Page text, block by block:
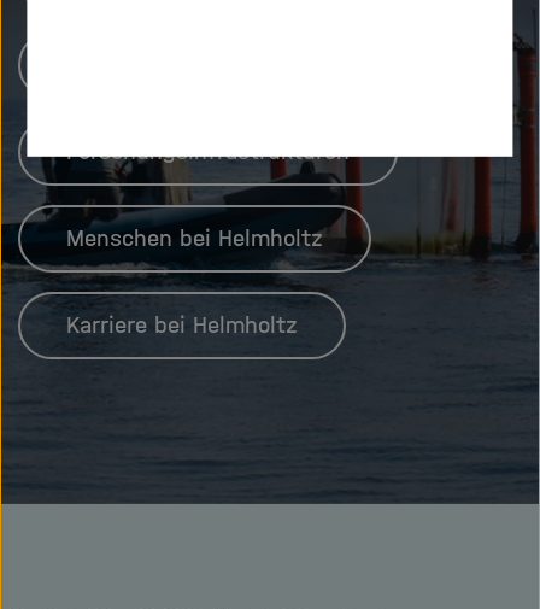
Forschungsinfrastrukturen
Menschen bei Helmholtz
Karriere bei Helmholtz